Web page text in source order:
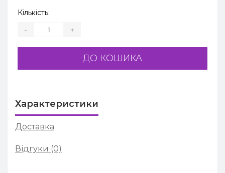
Кількість:
- +
ДО КОШИКА
Характеристики
Доставка
Відгуки (0)